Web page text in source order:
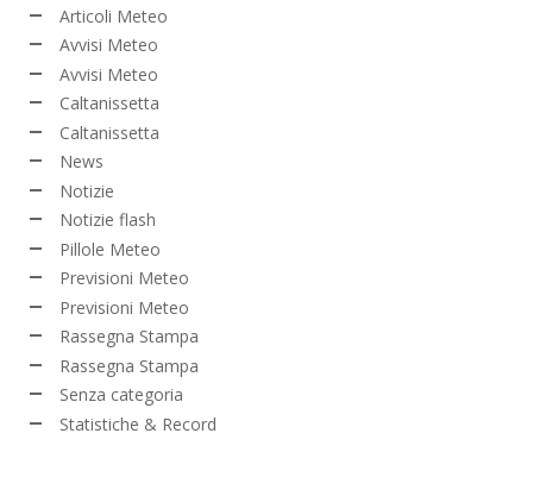
Articoli Meteo
Avvisi Meteo
Avvisi Meteo
Caltanissetta
Caltanissetta
News
Notizie
Notizie flash
Pillole Meteo
Previsioni Meteo
Previsioni Meteo
Rassegna Stampa
Rassegna Stampa
Senza categoria
Statistiche & Record